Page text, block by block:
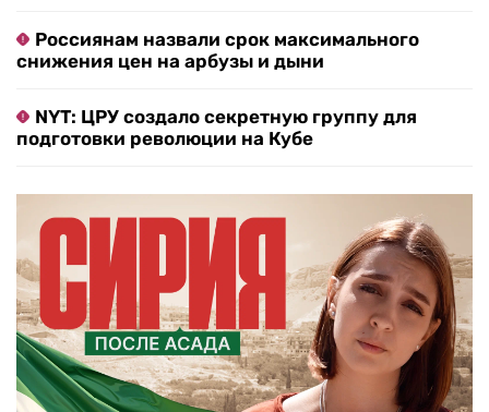
Россиянам назвали срок максимального
снижения цен на арбузы и дыни
NYT: ЦРУ создало секретную группу для
подготовки революции на Кубе